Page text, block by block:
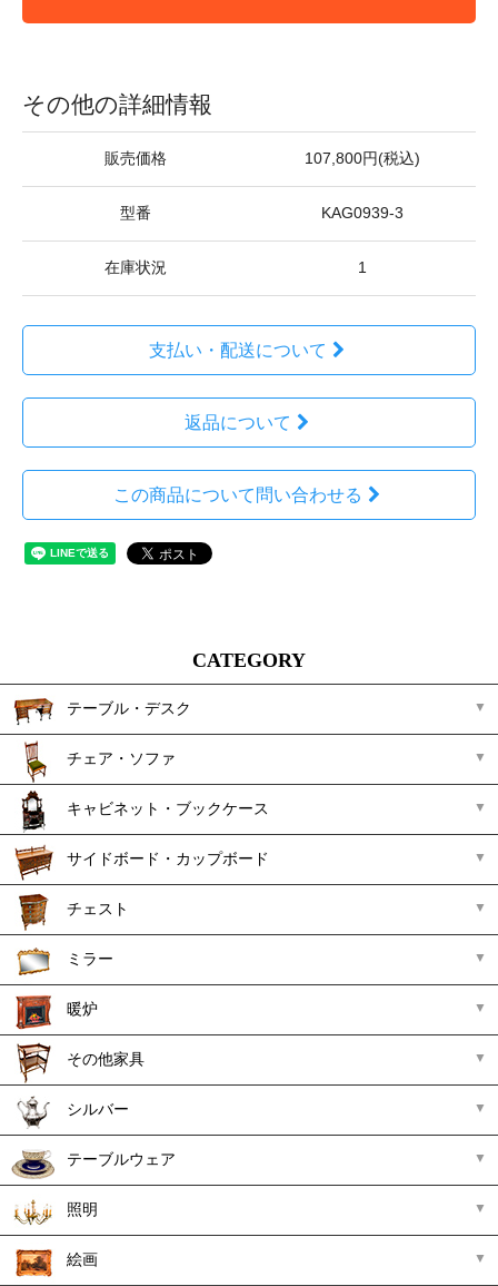
その他の詳細情報
販売価格 107,800円(税込)
型番 KAG0939-3
在庫状況 1
支払い・配送について
返品について
この商品について問い合わせる
CATEGORY
テーブル・デスク
チェア・ソファ
キャビネット・ブックケース
サイドボード・カップボード
チェスト
ミラー
暖炉
その他家具
シルバー
テーブルウェア
照明
絵画